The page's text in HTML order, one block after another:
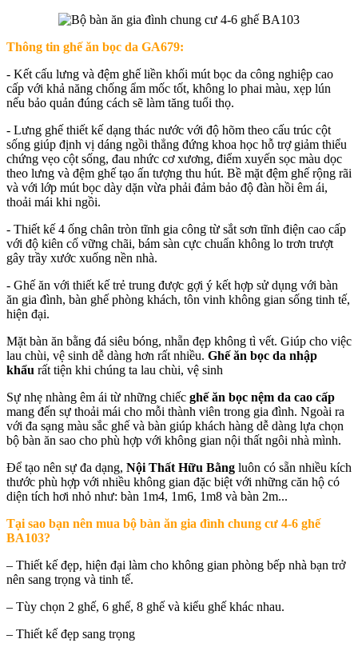
Thông tin ghế ăn bọc da GA679:
- Kết cấu lưng và đệm ghế liền khối mút bọc da công nghiệp cao
cấp với khả năng chống ẩm mốc tốt, không lo phai màu, xẹp lún
nếu bảo quản đúng cách sẽ làm tăng tuổi thọ.
- Lưng ghế thiết kế dạng thác nước với độ hõm theo cấu trúc cột
sống giúp định vị dáng ngồi thẳng đứng khoa học hỗ trợ giảm thiểu
chứng vẹo cột sống, đau nhức cơ xương, điểm xuyến sọc màu dọc
theo lưng và đệm ghế tạo ấn tượng thu hút. Bề mặt đệm ghế rộng rãi
và với lớp mút bọc dày dặn vừa phải đảm bảo độ đàn hồi êm ái,
thoải mái khi ngồi.
- Thiết kế 4 ống chân tròn tĩnh gia công từ sắt sơn tĩnh điện cao cấp
với độ kiên cố vững chãi, bám sàn cực chuẩn không lo trơn trượt
gây trầy xước xuống nền nhà.
- Ghế ăn với thiết kế trẻ trung được gợi ý kết hợp sử dụng với bàn
ăn gia đình, bàn ghế phòng khách, tôn vinh không gian sống tinh tế,
hiện đại.
Mặt bàn ăn bằng đá siêu bóng, nhẵn đẹp không tì vết. Giúp cho việc
lau chùi, vệ sinh dễ dàng hơn rất nhiều. Ghế ăn bọc da nhập
khẩu rất tiện khi chúng ta lau chùi, vệ sinh
Sự nhẹ nhàng êm ái từ những chiếc ghế ăn bọc nệm da cao cấp
mang đến sự thoải mái cho mỗi thành viên trong gia đình. Ngoài ra
với đa sạng màu sắc ghế và bàn giúp khách hàng dễ dàng lựa chọn
bộ bàn ăn sao cho phù hợp với không gian nội thất ngôi nhà mình.
Để tạo nên sự đa dạng, Nội Thất Hữu Bằng luôn có sẵn nhiều kích
thước phù hợp với nhiều không gian đặc biệt với những căn hộ có
diện tích hơi nhỏ như: bàn 1m4, 1m6, 1m8 và bàn 2m...
Tại sao bạn nên mua bộ bàn ăn gia đình chung cư 4-6 ghế
BA103?
– Thiết kế đẹp, hiện đại làm cho không gian phòng bếp nhà bạn trở
nên sang trọng và tinh tế.
– Tùy chọn 2 ghế, 6 ghế, 8 ghế và kiểu ghế khác nhau.
– Thiết kế đẹp sang trọng